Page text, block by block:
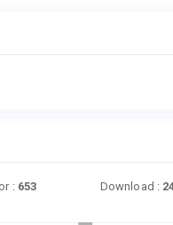
: 653 Download :